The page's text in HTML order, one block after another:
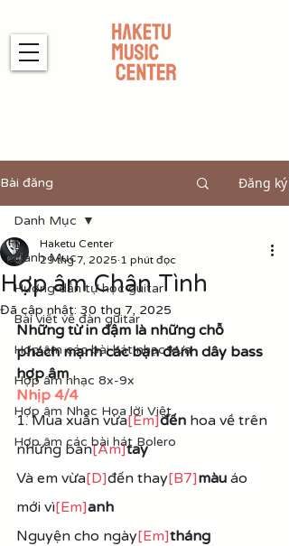
Bài đăng Đăng ký
Danh Mục
Hướng dẫn tự học guitar
Bài viết về đàn guitar
Hợp âm các bài hát nhạc xưa
Hợp âm nhạc 8x-9x
Hợp âm Nhạc Hoa lời Việt
Hợp âm các bài hát Bolero
Danh Mục
Hợp âm Chân Tình
Haketu Center
29 thg 7, 2025 1 phút đọc
Đã cập nhật: 30 thg 7, 2025
Những từ in đậm là những chỗ
phách mạnh các bạn đánh dây bass
hợp âm
Nhịp 4/4
1. Mùa xuân vừa[Em]đến hoa về trên
những bàn[Am]tay
Và em vừa[D]đến thay[B7]màu áo
mới vì[Em]anh
Nguyện cho ngày[Em]tháng